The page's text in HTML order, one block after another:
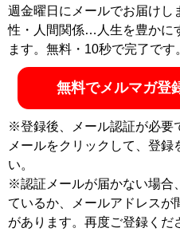
週金曜日にメールでお届けし
性・人間関係…人生を豊かに
ます。無料・10秒で完了です
無料でメルマガ
※登録後、メール認証が必要
メールをクリックして、登録
い。
※認証メールが届かない場合
ているか、メールアドレスが
があります。再度ご登録くだ